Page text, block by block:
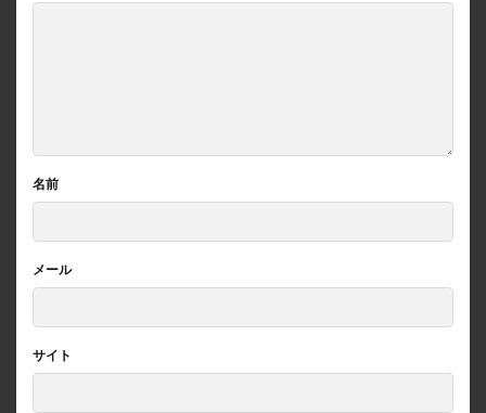
名前
メール
サイト